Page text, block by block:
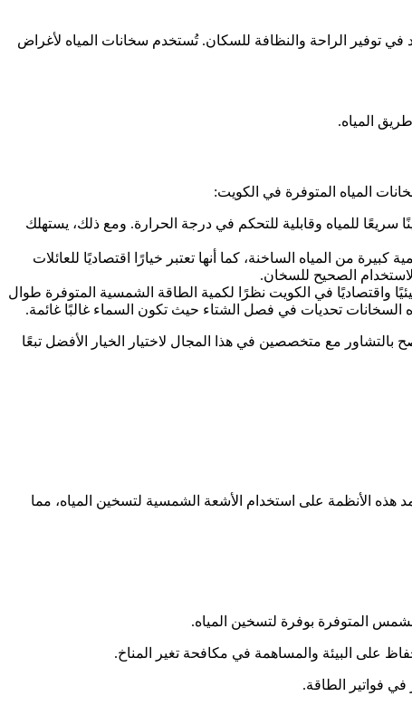
في توفير الراحة والنظافة للسكان. تُستخدم سخانات المياه لأغراض
المياه.
المياه المتوفرة في الكويت:
سريعًا للمياه وقابلية للتحكم في درجة الحرارة. ومع ذلك، يستهلك
من المياه الساخنة، كما أنها تعتبر خيارًا اقتصاديًا للعائلات
الصحيح للسخان.
واقتصاديًا في الكويت نظرًا لكمية الطاقة الشمسية المتوفرة طوال
السخانات تحديات في فصل الشتاء حيث تكون السماء غالبًا غائمة.
بالتشاور مع متخصصين في هذا المجال لاختيار الخيار الأفضل تبعًا
هذه الأنظمة على استخدام الأشعة الشمسية لتسخين المياه، مما
المتوفرة بوفرة لتسخين المياه.
على البيئة والمساهمة في مكافحة تغير المناخ.
في فواتير الطاقة.